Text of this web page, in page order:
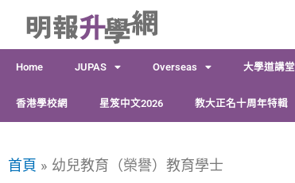
容
Home JUPAS Overseas 大學道講堂
香港學校網 星笈中文2026 教大正名十周年特輯
首頁 幼兒教育（榮譽）教育學士